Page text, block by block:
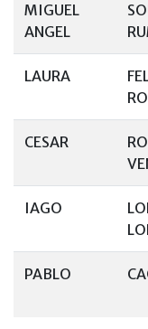
MIGUEL
ANGEL
LAURA
CESAR
IAGO
PABLO